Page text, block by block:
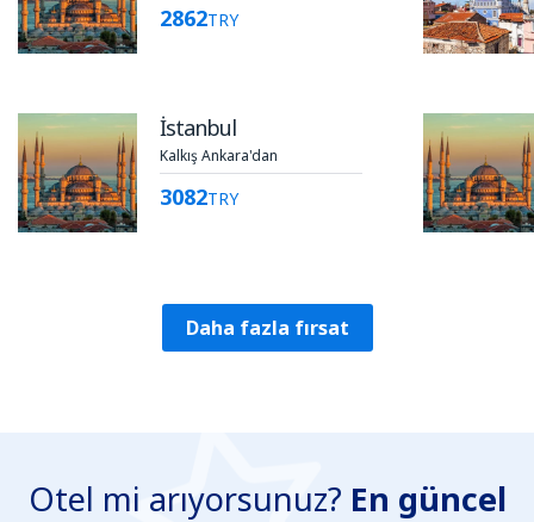
2862TRY
İstanbul
Kalkış Ankara'dan
3082TRY
Daha fazla fırsat
Otel mi arıyorsunuz? En güncel